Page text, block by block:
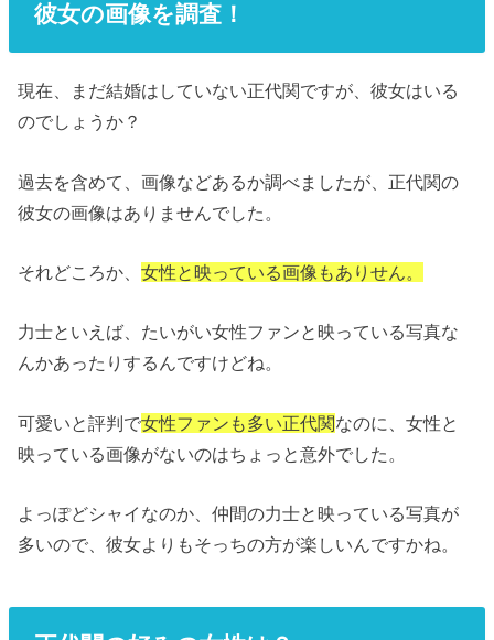
彼女の画像を調査！
現在、まだ結婚はしていない正代関ですが、彼女はいる
のでしょうか？
過去を含めて、画像などあるか調べましたが、正代関の
彼女の画像はありませんでした。
それどころか、女性と映っている画像もありせん。
力士といえば、たいがい女性ファンと映っている写真な
んかあったりするんですけどね。
可愛いと評判で女性ファンも多い正代関なのに、女性と
映っている画像がないのはちょっと意外でした。
よっぽどシャイなのか、仲間の力士と映っている写真が
多いので、彼女よりもそっちの方が楽しいんですかね。